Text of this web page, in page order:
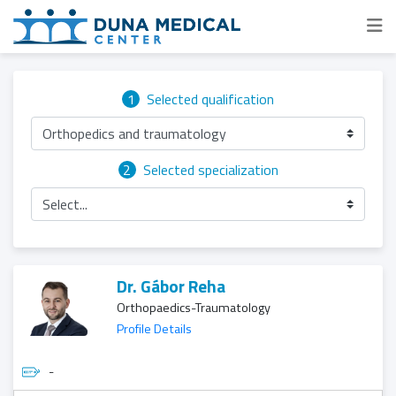
1 Selected qualification
Orthopedics and traumatology
2
Selected specialization
Select...
Dr. Gábor Reha
Orthopaedics-Traumatology
Profile Details
-